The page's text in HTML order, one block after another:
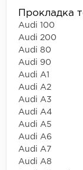
Прокладка
Audi 100
Audi 200
Audi 80
Audi 90
Audi A1
Audi A2
Audi A3
Audi A4
Audi A5
Audi A6
Audi A7
Audi A8